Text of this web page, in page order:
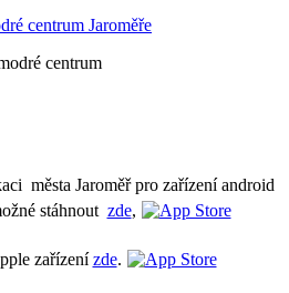
centrum Jaroměře
města Jaroměř pro zařízení android
stáhnout zde,
zařízenízde.